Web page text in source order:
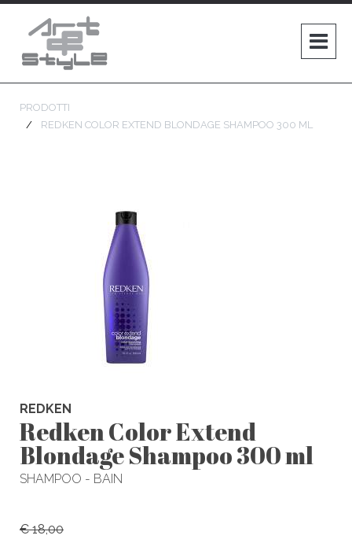
PRODOTTI
REDKEN COLOR EXTEND BLONDAGE SHAMPOO 300 ML
REDKEN
Redken Color Extend
Blondage Shampoo 300 ml
SHAMPOO - BAIN
€ 18,00